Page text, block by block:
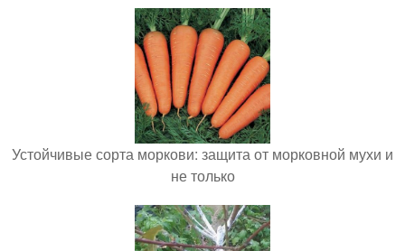
Устойчивые сорта моркови: защита от морковной мухи и
не только